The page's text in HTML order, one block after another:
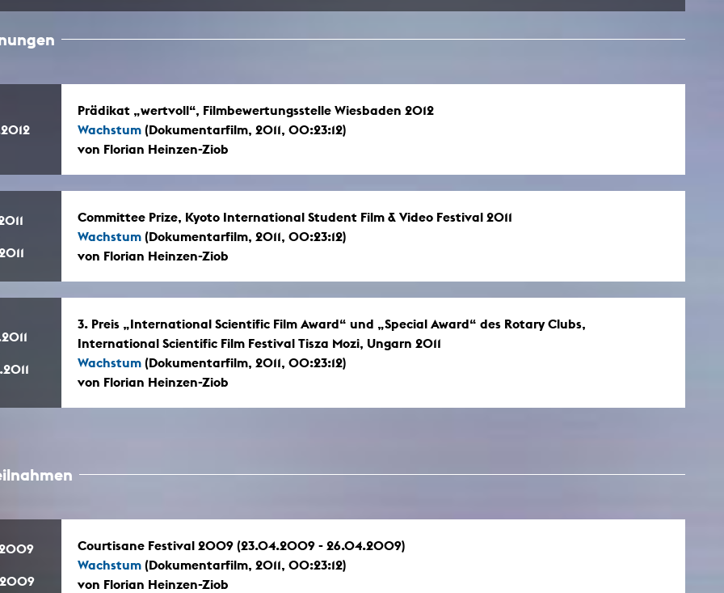
Prädikat „wertvoll“, Filmbewertungsstelle Wiesbaden 2012
Wachstum (Dokumentarfilm, 2011, 00:23:12)
von Florian Heinzen-Ziob
Committee Prize, Kyoto International Student Film & Video Festival 2011
Wachstum (Dokumentarfilm, 2011, 00:23:12)
von Florian Heinzen-Ziob
3. Preis „International Scientific Film Award“ und „Special Award“ des Rotary Clubs,
International Scientific Film Festival Tisza Mozi, Ungarn 2011
Wachstum (Dokumentarfilm, 2011, 00:23:12)
von Florian Heinzen-Ziob
Courtisane Festival 2009 (23.04.2009 - 26.04.2009)
Wachstum (Dokumentarfilm, 2011, 00:23:12)
von Florian Heinzen-Ziob